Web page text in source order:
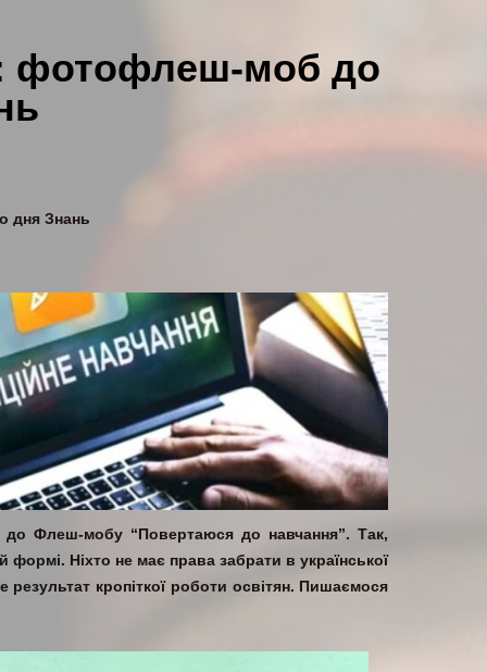
фотофлеш-моб до
дня Знань
до Флеш-мобу “Повертаюся до навчання”. Так,
Ніхто не має права забрати в української
кропіткої роботи освітян. Пишаємося